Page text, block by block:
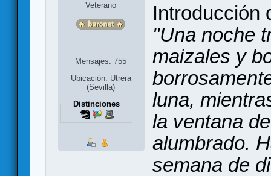
Veterano
Mensajes: 755
Ubicación: Utrera
(Sevilla)
Distinciones
Introducción
"Una noche
maizales y
luna,
la ventana
alumbrado.
semana de